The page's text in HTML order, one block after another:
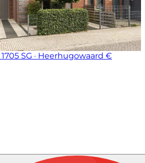
1705 SG · Heerhugowaard €